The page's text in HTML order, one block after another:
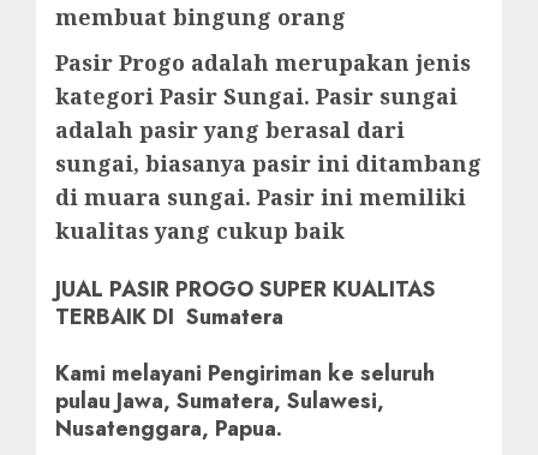
membuat bingung orang
Pasir Progo adalah merupakan jenis
kategori Pasir Sungai. Pasir sungai
adalah pasir yang berasal dari
sungai, biasanya pasir ini ditambang
di muara sungai. Pasir ini memiliki
kualitas yang cukup baik
JUAL PASIR PROGO SUPER KUALITAS
TERBAIK DI Sumatera
Kami melayani Pengiriman ke seluruh
pulau Jawa, Sumatera, Sulawesi,
Nusatenggara, Papua.